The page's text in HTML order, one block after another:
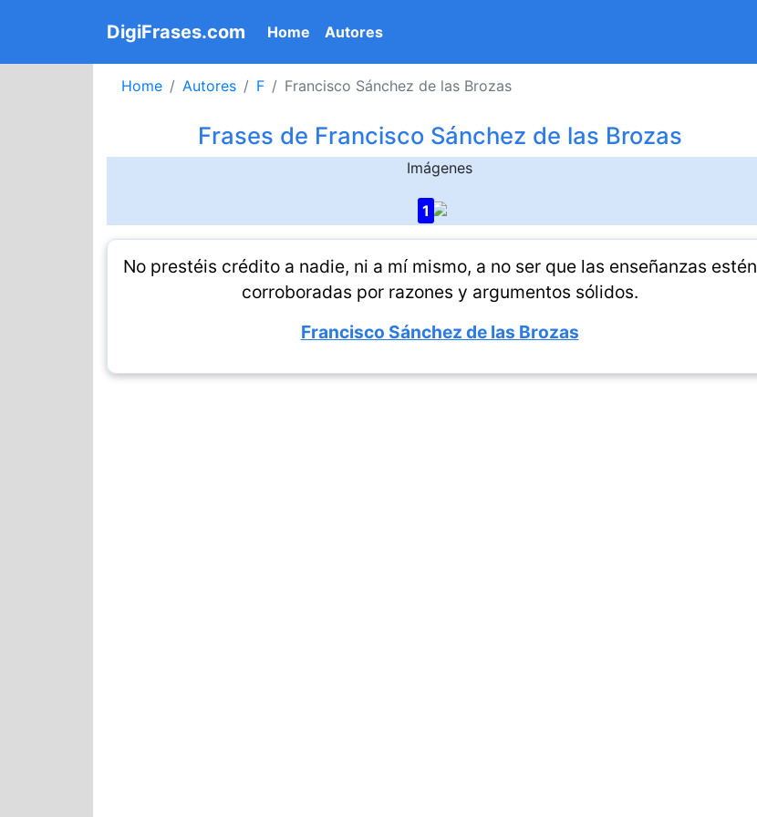
DigiFrases.com Home (current)
Autores
Home Autores F Francisco Sánchez de las Brozas
Frases de Francisco Sánchez de las Brozas
Imágenes
1
No prestéis crédito a nadie, ni a mí mismo, a no ser que las enseñanzas estén
corroboradas por razones y argumentos sólidos.
Francisco Sánchez de las Brozas